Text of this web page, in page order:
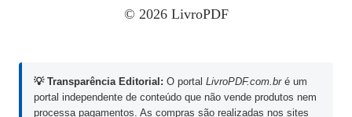
© 2026 LivroPDF
💡 Transparência Editorial: O portal LivroPDF.com.bré um
portal independente de conteúdo que não vende produtos nem
processa pagamentos. As compras são realizadas nos sites